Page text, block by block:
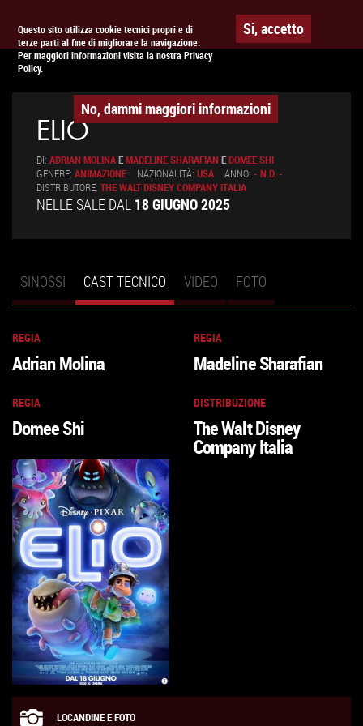
Questo sito utilizza cookie tecnici propri e di
terze parti al fine di migliorare la navigazione.
Per maggiori informazioni visita la nostra Privacy
Policy.
Si, accetto
No, dammi maggiori informazioni
APPUNTAMENTO AL CINEMA
ELIO
DI: ADRIAN MOLINAEMADELINE SHARAFIANEDOMEE SHI
GENERE: ANIMAZIONE NAZIONALITÀ: USA ANNO: - N.D. -
DISTRIBUTORE: THE WALT DISNEY COMPANY ITALIA
NELLE SALE DAL 18 GIUGNO 2025
Schede primarie
SINOSSI CAST TECNICO (SCHEDA
ATTIVA)
VIDEO FOTO
REGIA
Adrian Molina
REGIA
Madeline Sharafian
REGIA
Domee Shi
DISTRIBUZIONE
The Walt Disney
Company Italia
LOCANDINE E FOTO